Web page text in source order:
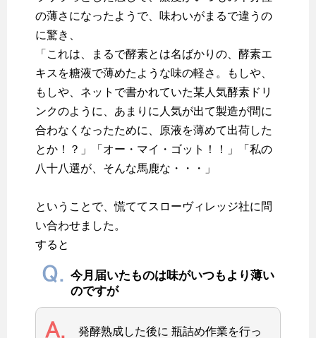
の薄さになったようで、味わいがまるで違うの
に驚き、
「これは、まるで酵素とは名ばかりの、酵素エ
キスを糖液で薄めたような味の軽さ。もしや、
もしや、ネットで書かれていた某人気酵素ドリ
ンクのように、あまりに人気が出て製造が間に
合わなくなったために、原液を薄めて出荷した
とか！？」「オー・マイ・ゴット！！」「私の
八十八選が、そんな馬鹿な・・・」
ということで、慌ててスローヴィレッジ社に問
い合わせました。
すると
今月届いたものは味がいつもより薄い
のですが
発酵熟成した後に 瓶詰め作業を行っ